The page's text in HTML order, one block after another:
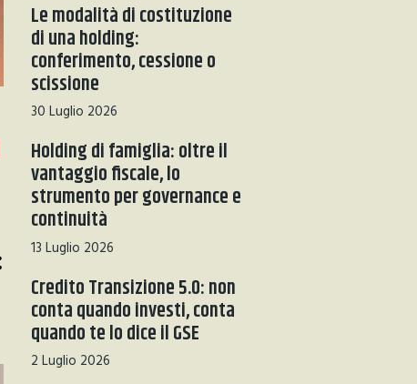
Le modalità di costituzione
di una holding:
conferimento, cessione o
scissione
30 Luglio 2026
Holding di famiglia: oltre il
vantaggio fiscale, lo
strumento per governance e
continuità
13 Luglio 2026
Credito Transizione 5.0: non
conta quando investi, conta
quando te lo dice il GSE
2 Luglio 2026